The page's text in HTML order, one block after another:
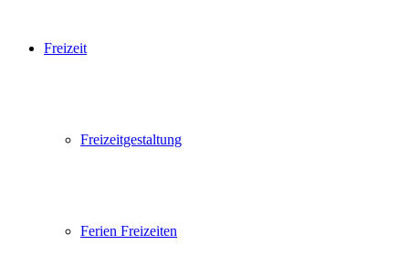
Freizeit
Freizeitgestaltung
Ferien Freizeiten